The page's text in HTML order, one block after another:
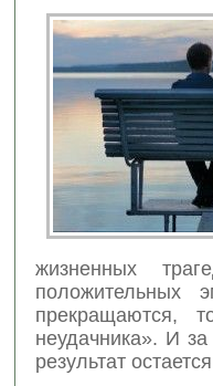
жизненных
прекращаются,
неудачника». И
результат